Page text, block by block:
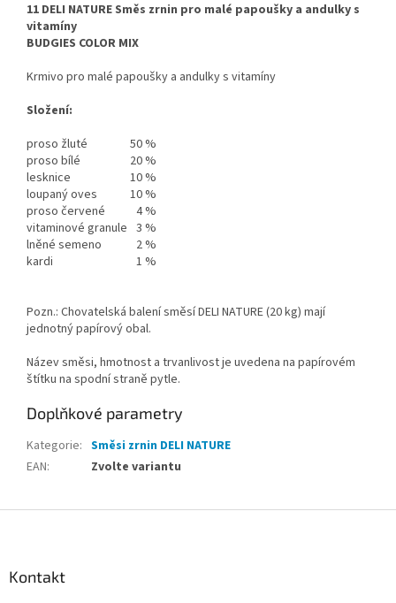
11 DELI NATURE Směs zrnin pro malé papoušky a andulky s
vitamíny
BUDGIES COLOR MIX
Krmivo pro malé papoušky a andulky s vitamíny
Složení:
proso žluté
50 %
proso bílé
20 %
lesknice
10 %
loupaný oves
10 %
proso červené
4 %
vitaminové granule 3 %
lněné semeno
2 %
kardi
1 %
Pozn.: Chovatelská balení směsí DELI NATURE (20 kg) mají
jednotný papírový obal.
Název směsi, hmotnost a trvanlivost je uvedena na papírovém
štítku na spodní straně pytle.
Doplňkové parametry
Kategorie: Směsi zrnin DELI NATURE
EAN: Zvolte variantu
Kontakt